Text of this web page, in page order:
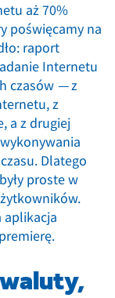
aż 70%
poświęcamy na
raport
Internetu
czasów —z
z
a z drugiej
Dlatego
proste w
aplikacja